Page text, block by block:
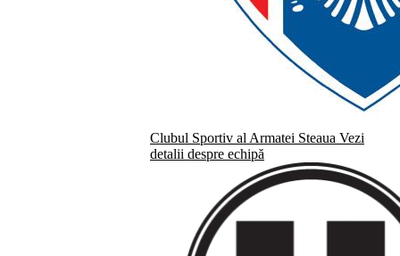
Clubul Sportiv al Armatei Steaua Vezi
detalii despre echipă